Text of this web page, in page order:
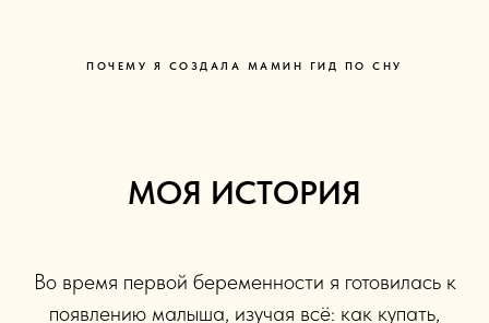
ПОЧЕМУ Я СОЗДАЛА МАМИН ГИД ПО СНУ
МОЯ ИСТОРИЯ
Во время первой беременности я готовилась к
появлению малыша, изучая всё: как купать,